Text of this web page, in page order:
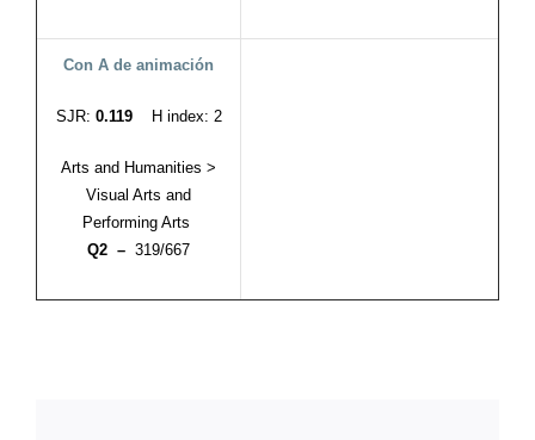
Con A de animación
SJR: 0.119 H index: 2
Arts and Humanities >
Visual Arts and
Performing Arts
Q2 – 319/667